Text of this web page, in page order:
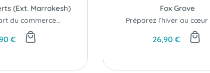
(Ext. Marrakesh)
du commerce...
€
Fox Grove
26,90 €